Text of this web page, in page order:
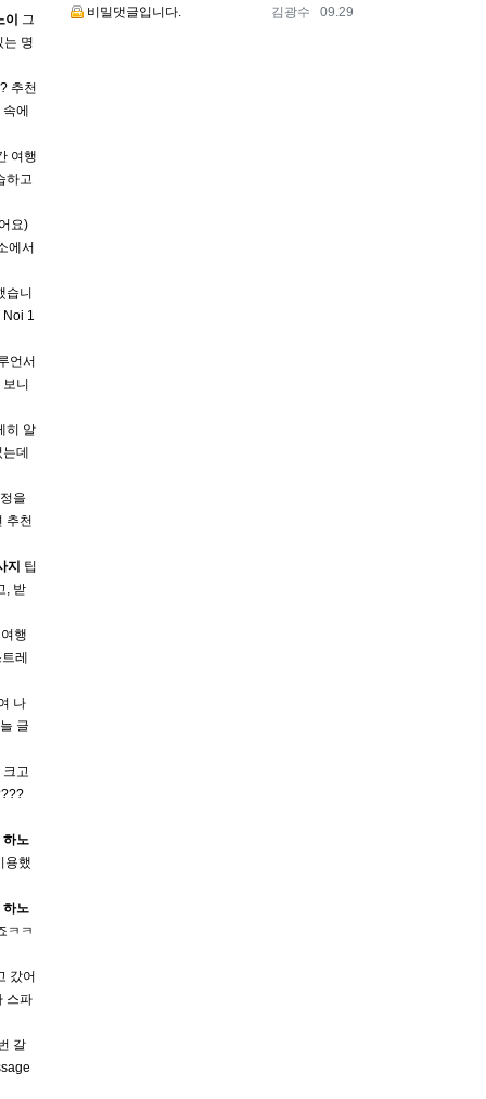
이 그
는 명
추천
에
여행
하고
요)
에서
니
Noi 1
언서
니
히 알
데
을
추천
지 팁
, 받
행
레
나
글
고
하노
용했
하노
ㅋㅋ
갔어
스파
갈
등록자
김광수 등록일
09.29
비밀댓글입니다.